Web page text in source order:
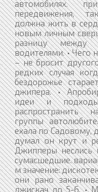
автомобилях.
передвижения,
должна жить в
новым личным
разницу между
водителями. • Чего
– не бросит
редких случая
бездорожье
джипера. •
идеи и подходы
распространить
группы
ехала по Садовому,
думал он крут и
Джипперы неслись
сумасшедшие.
м значение:
они рано
джискач до 5-6. •